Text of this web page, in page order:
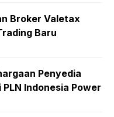
Broker Valetax
Baru
Penyedia
Indonesia Power